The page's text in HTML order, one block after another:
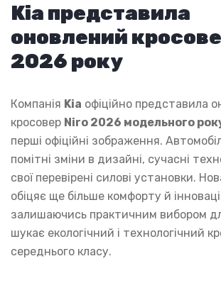
Kia представила
оновлений
2026 року
Компанія Kia офіційно представила
кросовер Niro 2026 модельного
перші офіційні зображення.
помітні зміни в дизайні, сучасні
свої перевірені силові установки.
обіцяє ще більше комфорту й
залишаючись практичним вибором
шукає екологічний і технологічний
середнього класу.